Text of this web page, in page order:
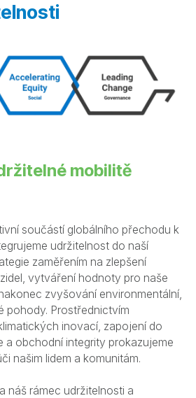
mobilitě
součástí globálního přechodu k
udržitelnost do naší
zaměřením na zlepšení
vytváření hodnoty pro naše
zvyšování environmentální,
pohody. Prostřednictvím
inovací, zapojení do
obchodní integrity prokazujeme
našim lidem a komunitám.
náš rámec udržitelnosti a